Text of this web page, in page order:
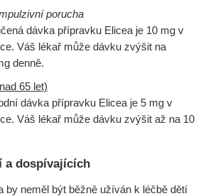
porucha
dávka přípravku Elicea je 10 mg v
Váš lékař může dávku zvýšit na
denně.
65 let)
dávka přípravku Elicea je 5 mg v
Váš lékař může dávku zvýšit až na 10
a dospívajících
by neměl být běžně užíván k léčbě dětí